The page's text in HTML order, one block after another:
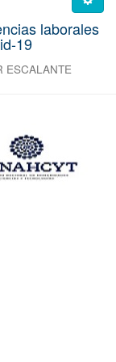
laborales
19
ESCALANTE